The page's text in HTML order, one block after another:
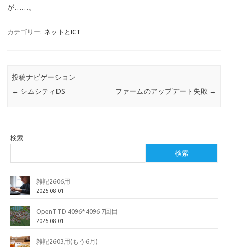
が……。
カテゴリー: ネットとICT
投稿ナビゲーション
← シムシティDS ファームのアップデート失敗 →
検索
検索
雑記2606用
2026-08-01
OpenTTD 4096*4096 7回目
2026-08-01
雑記2603用(もう6月)